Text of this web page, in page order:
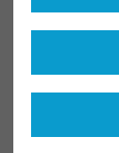
garantit les
pendant 3
maximum
atteint), à
utilisée et
instructions